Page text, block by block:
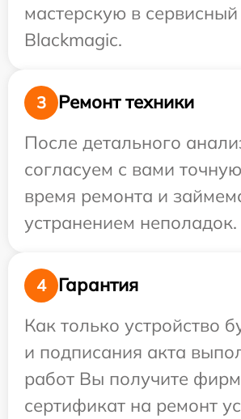
мастерскую в
Blackmagic.
3
Ремонт техники
После детального
согласуем с вами
время ремонта и
устранением неполадок.
4
Гарантия
Как только устройство
и подписания акта
работ Вы получите
сертификат на ремонт